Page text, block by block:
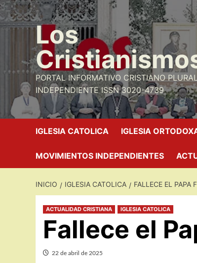
Saltar
al
contenido Los
PORTAL INFORMATIVO CRISTIANO
INDEPENDIENTE ISSN 3020-4739
IGLESIA CATOLICA IGLESIA
MOVIMIENTOS INDEPENDIENTES
INICIO IGLESIA CATOLICA FALLECE EL PAPA
ACTUALIDAD CRISTIANA IGLESIA CATOLICA
Fallece el
22 de abril de 2025